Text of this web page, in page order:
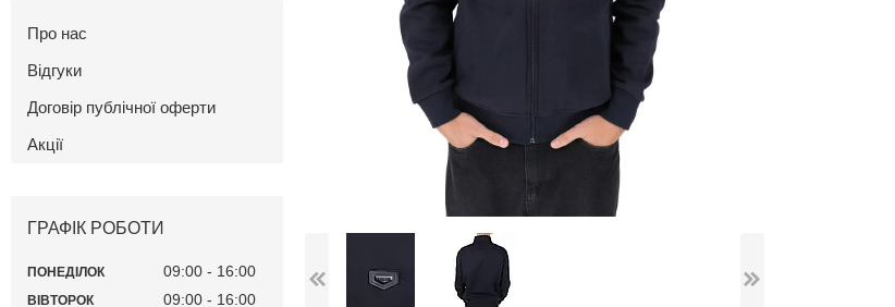
Про нас
Відгуки
Договір публічної оферти
Акції
ГРАФІК РОБОТИ
ПОНЕДІЛОК 09:00 16:00
ВІВТОРОК 09:00 16:00